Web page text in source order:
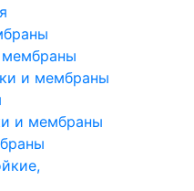
мембраны
и мембраны
и мембраны